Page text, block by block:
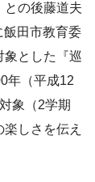
との後藤道夫
飯田市教育委
象とした『巡
年（平成12
象（2学期
しさを伝え